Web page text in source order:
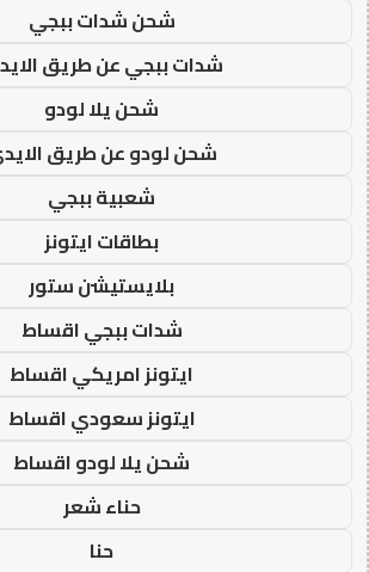
شحن شدات ببجي
شدات ببجي عن طريق
شحن يلا لودو
شحن لودو عن طريق
شعبية ببجي
بطاقات ايتونز
بلايستيشن ستور
شدات ببجي اقساط
ايتونز امريكي اقساط
ايتونز سعودي اقساط
شحن يلا لودو اقساط
حناء شعر
حنا